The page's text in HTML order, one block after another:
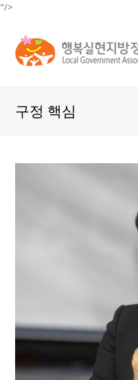
"/>
구정 핵심